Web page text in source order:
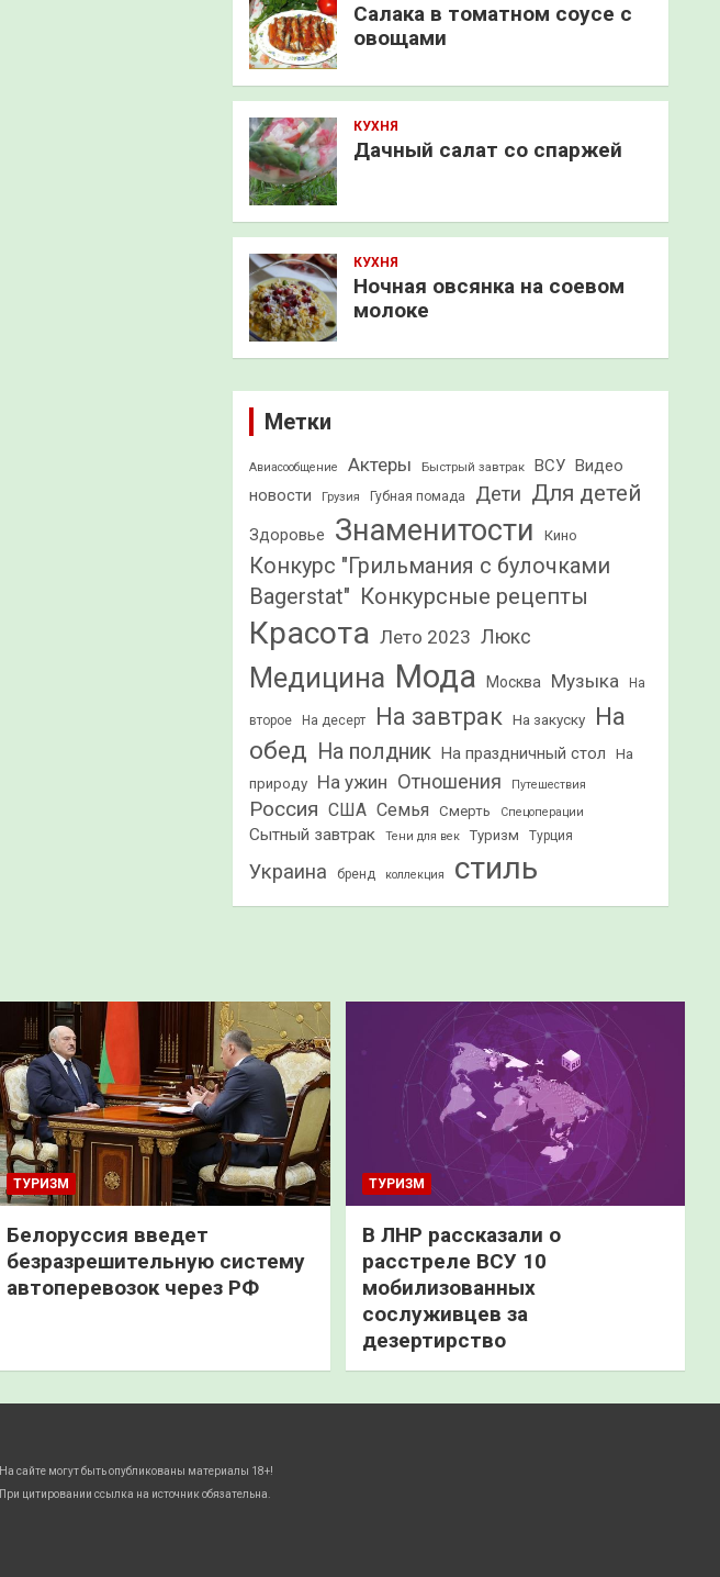
Салака в томатном соусе с
овощами
КУХНЯ
Дачный салат со спаржей
КУХНЯ
Ночная овсянка на соевом
молоке
Метки
Авиасообщение Актеры Быстрый завтрак ВСУ Видео
новости
Грузия Губная помада Дети Для детей
Здоровье Знаменитости Кино
Конкурс "Грильмания с булочками
Bagerstat" Конкурсные рецепты
Красота Лето 2023 Люкс
Медицина Мода Москва Музыка На
второе На десерт На завтрак На закуску
На
обед На полдник На праздничный стол
На
природу
На ужин Отношения Путешествия
Россия США Семья Смерть Спецоперации
Сытный завтрак Тени для век Туризм Турция
Украина бренд коллекция стиль
ТУРИЗМ
Белоруссия введет
безразрешительную систему
автоперевозок через РФ
ТУРИЗМ
В ЛНР рассказали о
расстреле ВСУ 10
мобилизованных
сослуживцев за
дезертирство
На сайте могут быть опубликованы материалы 18+!
При цитировании ссылка на источник обязательна.